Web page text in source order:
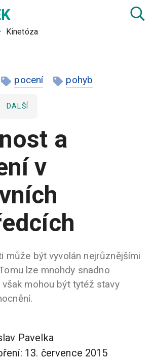
Kinetóza
pocení pohyb
DALŠÍ
a
v
může být vyvolán nejrůznějšími
lze mnohdy snadno
mohou být tytéž stavy
Pavelka
13. července 2015